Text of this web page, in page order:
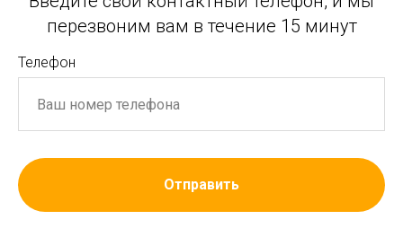
перезвоним вам в течение 15 минут
Телефон
Отправить